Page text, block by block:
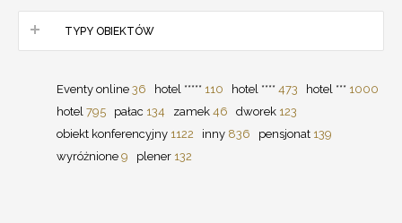
TYPY OBIEKTÓW
Eventy online 36 hotel ***** 110 hotel **** 473 hotel *** 1000
hotel 795 pałac 134 zamek 46 dworek 123
obiekt konferencyjny 1122 inny 836 pensjonat 139
wyróżnione 9 plener 132